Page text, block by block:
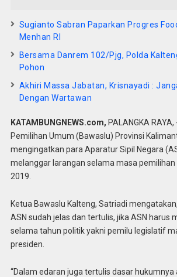
Sugianto Sabran Paparkan Progres
Menhan RI
Bersama Danrem 102/Pjg, Polda
Pohon
Akhiri Massa Jabatan, Krisnayadi :
Dengan Wartawan
KATAMBUNGNEWS.com, PALANGKA
Pemilihan Umum (Bawaslu) Provinsi
mengingatkan para Aparatur Sipil Negara
melanggar larangan selama masa
2019.
Ketua Bawaslu Kalteng, Satriadi
ASN sudah jelas dan tertulis, jika ASN harus
selama tahun politik yakni pemilu legislatif
presiden.
“Dalam edaran juga tertulis dasar hukumnya